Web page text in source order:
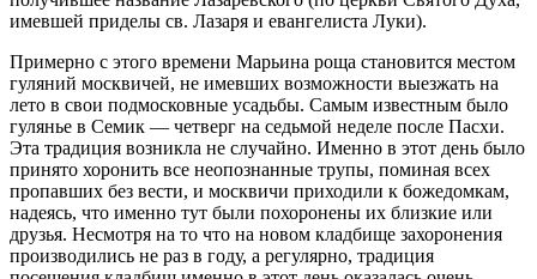
имевшей приделы св. Лазаря и евангелиста Луки).
Примерно с этого времени Марьина роща становится местом
гуляний москвичей, не имевших возможности выезжать на
лето в свои подмосковные усадьбы. Самым известным было
гулянье в Семик — четверг на седьмой неделе после Пасхи.
Эта традиция возникла не случайно. Именно в этот день было
принято хоронить все неопознанные трупы, поминая всех
пропавших без вести, и москвичи приходили к божедомкам,
надеясь, что именно тут были похоронены их близкие или
друзья. Несмотря на то что на новом кладбище захоронения
производились не раз в году, а регулярно, традиция